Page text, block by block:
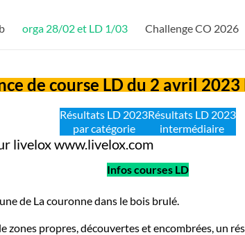
orga 28/02 et LD 1/03 Challenge CO 2026
de course LD du 2 avril 2023
Résultats LD 2023
par catégorie
Résultats LD 2023
intermédiaire
livelox www.livelox.com
Infos courses LD
de La couronne dans le bois brulé.
zones propres, découvertes et encombrées, un